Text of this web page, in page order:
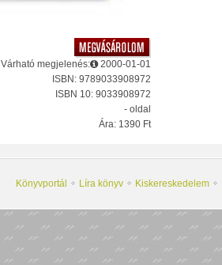
Várható megjelenés:
2000-01-01
ISBN: 9789033908972
ISBN 10: 9033908972
- oldal
Ára: 1390 Ft
Könyvportál Líra könyv Kiskereskedelem